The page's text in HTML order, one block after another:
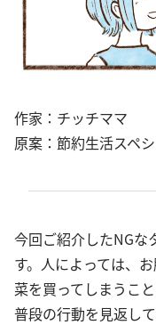
作家：チッチママ
原案：節約生活スペ
今回ご紹介したNGな
す。人によっては、
菜を買ってしまうこ
普段の行動を見返し